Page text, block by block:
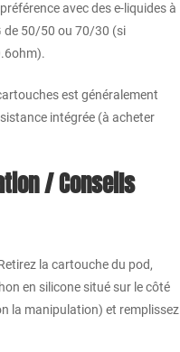
avec des e-liquides à
de 50/50 ou 70/30 (si
est généralement
intégrée (à acheter
/ Conseils
la cartouche du pod,
en silicone situé sur le côté
la manipulation) et remplissez